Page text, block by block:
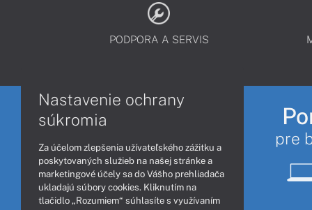
PODPORA A SERVIS
pre
Nastavenie ochrany
súkromia
Za účelom zlepšenia užívateľského zážitku a
poskytovaných služieb na našej stránke a
marketingové účely sa do Vášho prehliadača
ukladajú súbory cookies. Kliknutím na
tlačidlo „Rozumiem“ súhlasíte s využívaním